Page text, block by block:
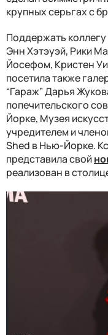
крупных серьгах с
Поддержать
Энн Хэтэуэй, Рики
Йосефом, Кристен
посетила также
“Гараж” Дарья
попечительского
Йорке, Музея
учредителем и
Shed в Нью-Йорке.
представила свой
реализован в